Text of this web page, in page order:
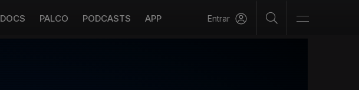
DOCS PALCO PODCASTS APP Entrar